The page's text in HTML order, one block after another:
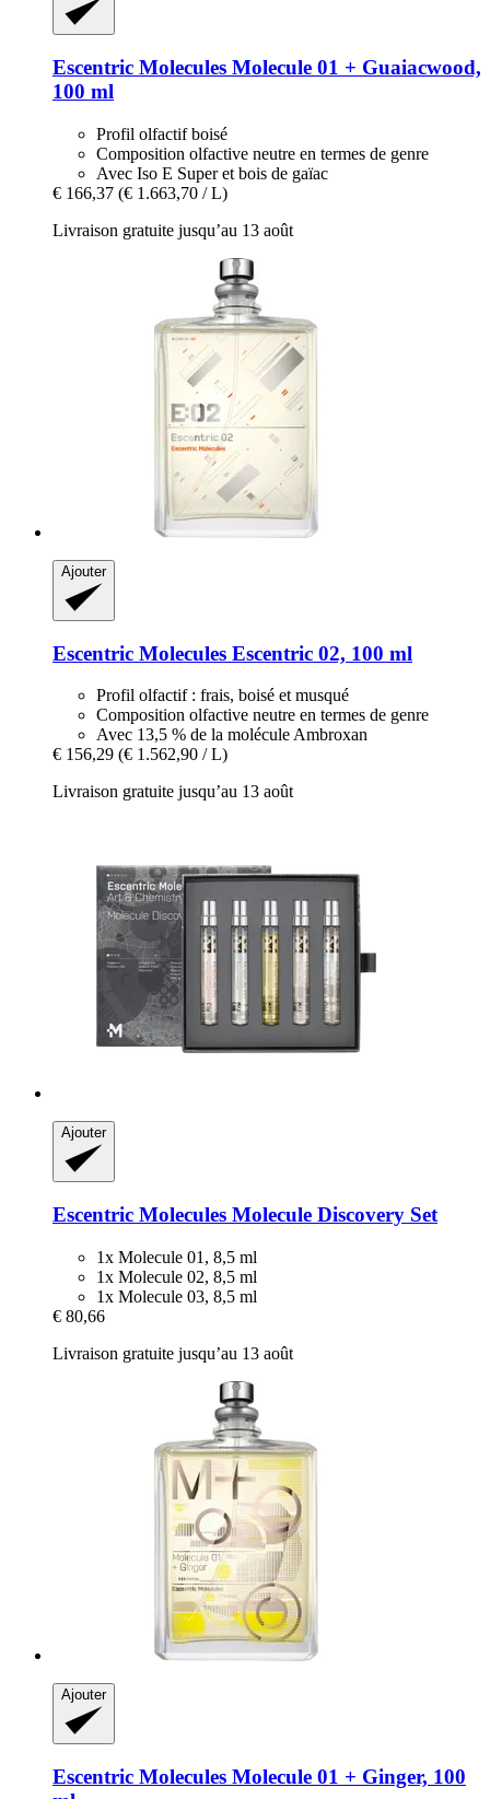
Escentric Molecules Molecule 01 + Guaiacwood,
100 ml
Profil olfactif boisé
Composition olfactive neutre en termes de genre
Avec Iso E Super et bois de gaïac
€ 166,37 (€ 1.663,70 / L)
Livraison gratuite jusqu’au 13 août
Ajouter
Escentric Molecules Escentric 02, 100 ml
Profil olfactif : frais, boisé et musqué
Composition olfactive neutre en termes de genre
Avec 13,5 % de la molécule Ambroxan
€ 156,29 (€ 1.562,90 / L)
Livraison gratuite jusqu’au 13 août
Ajouter
Escentric Molecules Molecule Discovery Set
1x Molecule 01, 8,5 ml
1x Molecule 02, 8,5 ml
1x Molecule 03, 8,5 ml
€ 80,66
Livraison gratuite jusqu’au 13 août
Ajouter
Escentric Molecules Molecule 01 + Ginger, 100